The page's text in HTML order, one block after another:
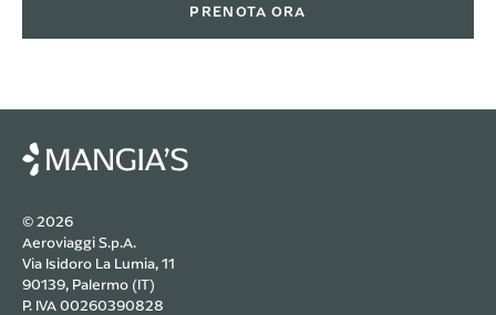
PRENOTA ORA
© 2026
Aeroviaggi S.p.A.
Via Isidoro La Lumia, 11
90139, Palermo (IT)
P. IVA 00260390828